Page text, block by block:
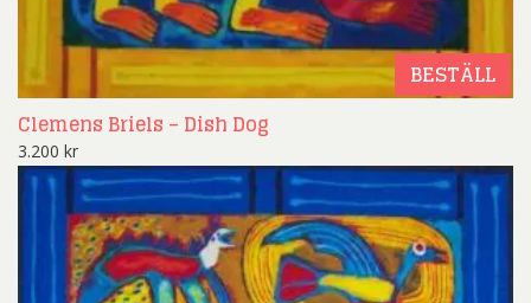
BESTÄLL
Clemens Briels – Dish Dog
3.200 kr